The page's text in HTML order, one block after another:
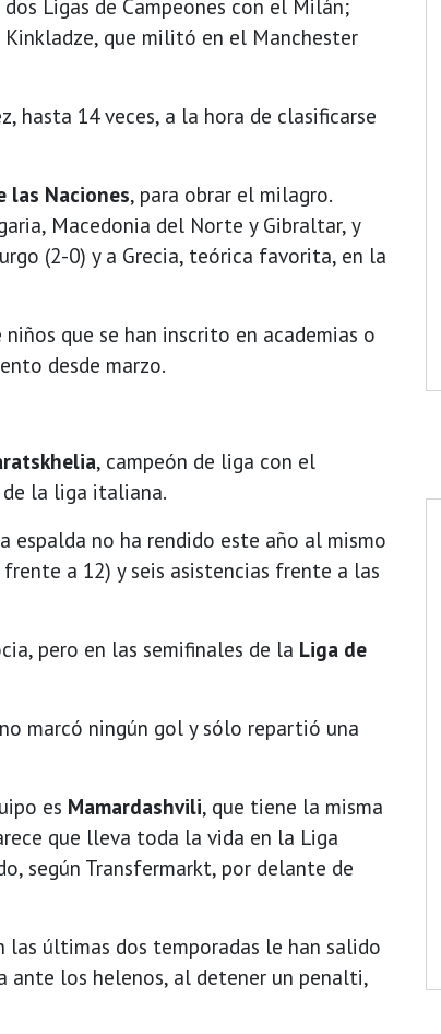
Ligas de Campeones con el Milán;
que militó en el Manchester
hasta 14 veces, a la hora de clasificarse
las Naciones, para obrar el milagro.
Macedonia del Norte y Gibraltar, y
(2-0) y a Grecia, teórica favorita, en la
que se han inscrito en academias o
desde marzo.
, campeón de liga con el
la liga italiana.
no ha rendido este año al mismo
a 12) y seis asistencias frente a las
pero en las semifinales de la Liga de
marcó ningún gol y sólo repartió una
es Mamardashvili, que tiene la misma
que lleva toda la vida en la Liga
según Transfermarkt, por delante de
las últimas dos temporadas le han salido
ante los helenos, al detener un penalti,